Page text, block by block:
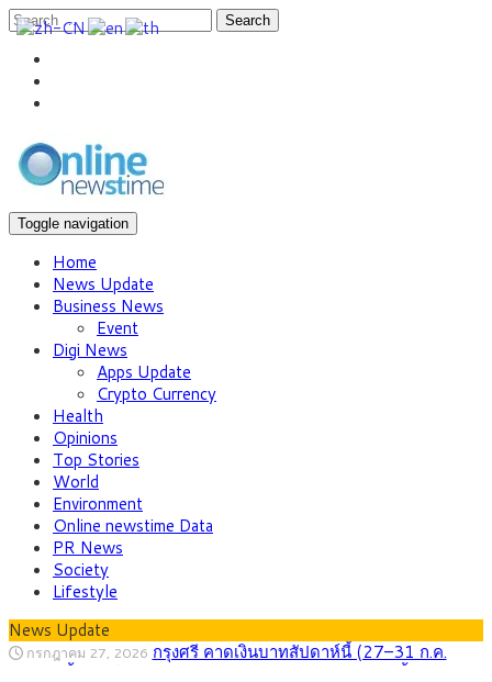
Search
Toggle navigation
Home
News Update
Business News
Event
Digi News
Apps Update
Crypto Currency
Health
Opinions
Top Stories
World
Environment
Online newstime Data
PR News
Society
Lifestyle
News Update
กรกฎาคม 27, 2026 กรุงศรี คาดเงินบาทสัปดาห์นี้ (27–31 ก.ค.